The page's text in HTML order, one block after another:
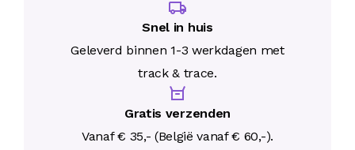
Snel in huis
Geleverd binnen 1-3 werkdagen met
track & trace.
Gratis verzenden
Vanaf € 35,- (België vanaf € 60,-).